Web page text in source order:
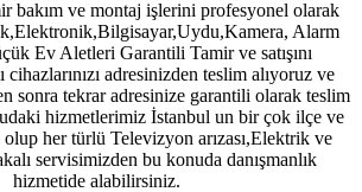
bakım ve montaj işlerini profesyonel olarak
Alarm
Ev Aletleri Garantili Tamir ve satışını
cihazlarınızı adresinizden teslim alıyoruz ve
sonra tekrar adresinize garantili olarak teslim
hizmetlerimiz İstanbul un bir çok ilçe ve
her türlü Televizyon arızası,Elektrik ve
servisimizden bu konuda danışmanlık
hizmetide alabilirsiniz.